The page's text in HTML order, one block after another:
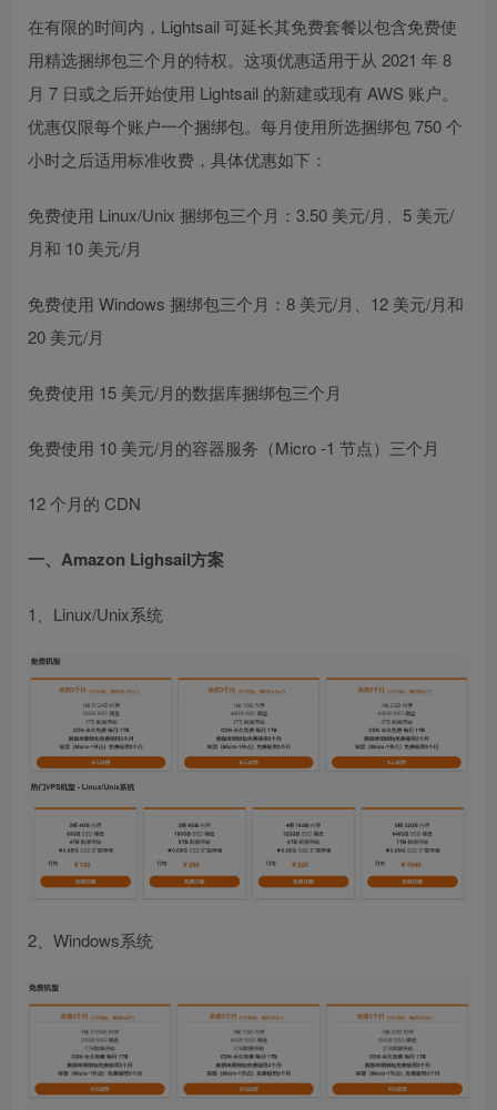
在有限的时间内，Lightsail 可延长其免费套餐以包含免费使
用精选捆绑包三个月的特权。这项优惠适用于从 2021 年 8
月 7 日或之后开始使用 Lightsail 的新建或现有 AWS 账户。
优惠仅限每个账户一个捆绑包。每月使用所选捆绑包 750 个
小时之后适用标准收费，具体优惠如下：
免费使用 Linux/Unix 捆绑包三个月：3.50 美元/月、5 美元/
月和 10 美元/月
免费使用 Windows 捆绑包三个月：8 美元/月、12 美元/月和
20 美元/月
免费使用 15 美元/月的数据库捆绑包三个月
免费使用 10 美元/月的容器服务（Micro -1 节点）三个月
12 个月的 CDN
一、Amazon Lighsail方案
1、Linux/Unix系统
2、Windows系统